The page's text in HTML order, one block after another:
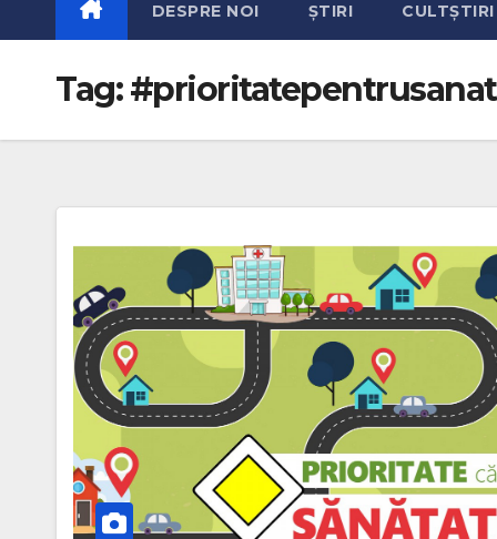
DESPRE NOI ȘTIRI CULTȘTIRI
Tag: